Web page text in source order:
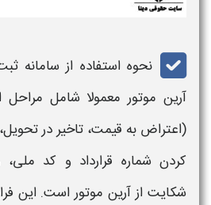
نحوه استفاده از سامانه
آرین موتورمعمولا شامل مراحل
(اعتراض به قیمت، تاخیر در
کردن شماره قرارداد و کد
شکایت از آرین موتوراست. این